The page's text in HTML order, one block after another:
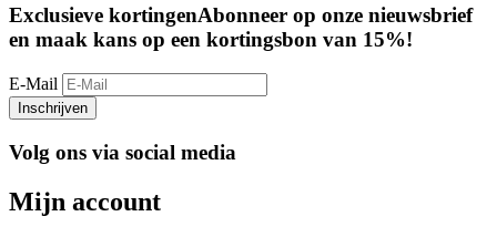
Exclusieve kortingenAbonneer op onze nieuwsbrief
en maak kans op een kortingsbon van 15%!
E-Mail
Inschrijven
Volg ons via social media
Mijn account